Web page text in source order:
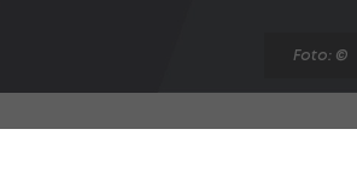
Foto: ©